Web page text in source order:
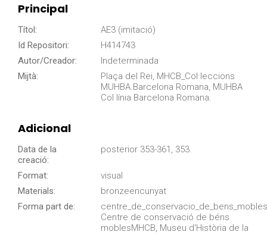
Principal
Títol:
AE3 (imitació)
Id Repositori:
H414743
Autor/Creador:
Indeterminada
Mijtà:
Plaça del Rei, MHCB_Col·leccions
MUHBA.Barcelona Romana, MUHBA
Col línia Barcelona Romana.
Adicional
Data de la
creació:
posterior 353-361, 353.
Format:
visual
Materials:
bronzeencunyat
Forma part de:
Centre de conservació de béns
moblesMHCB, Museu d'Història de la